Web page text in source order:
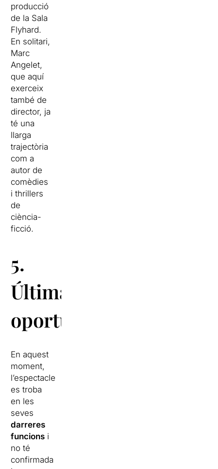
producció
de la Sala
Flyhard.
En solitari,
Marc
Angelet,
que aquí
exerceix
també de
director, ja
té una
llarga
trajectòria
com a
autor de
comèdies
i thrillers
de
ciència-
ficció.
5.
Última
oportunitat
En aquest
moment,
l’espectacle
es troba
en les
seves
darreres
funcions i
no té
confirmada